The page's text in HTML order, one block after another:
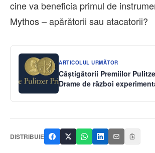
cine va beneficia primul de
Mythos – apărătorii sau atacatorii?
ARTICOLUL URMĂTOR
Câștigătorii Premiilor
Drame de război
DISTRIBUIE